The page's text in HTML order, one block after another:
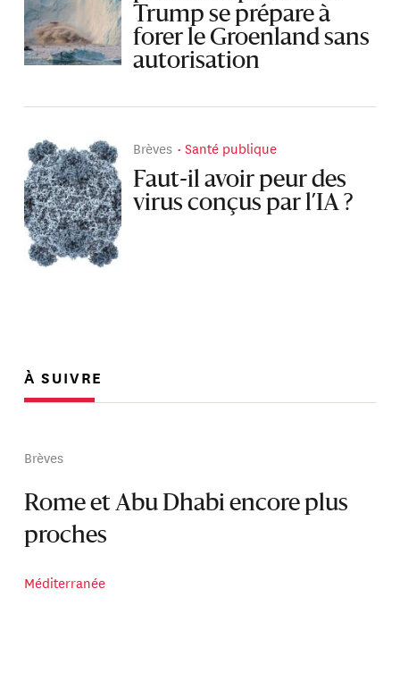
Trump se prépare à
forer le Groenland sans
autorisation
Brèves Santé publique
Faut-il avoir peur des
virus conçus par l’IA ?
À SUIVRE
Brèves
Rome et Abu Dhabi encore plus
proches
Méditerranée